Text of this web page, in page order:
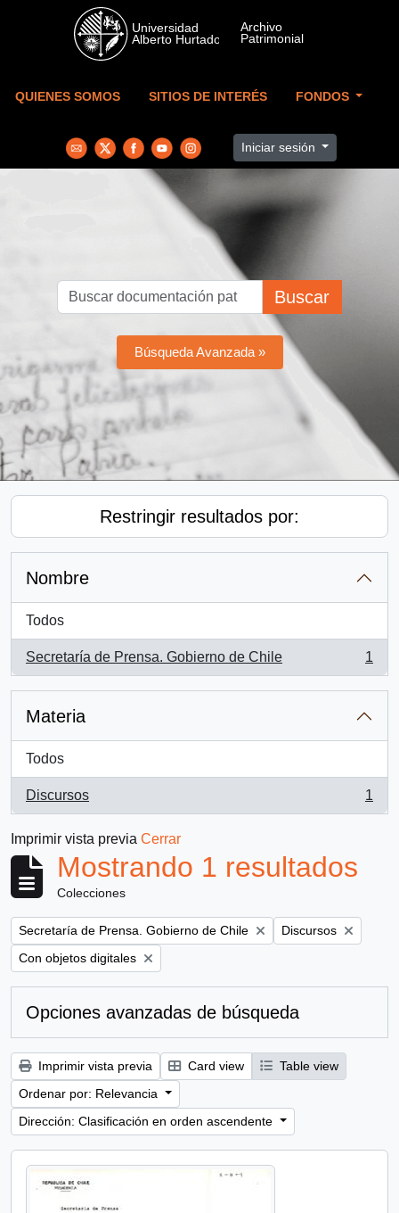
Skip to main content
QUIENES SOMOS SITIOS DE INTERÉS FONDOS
Iniciar sesión
Buscar
Búsqueda Avanzada »
Restringir resultados por:
Nombre
Todos
Secretaría de Prensa. Gobierno de Chile
, 1 resultados
1
Materia
Todos
Discursos
, 1 resultados
1
Imprimir vista previa Cerrar
Mostrando 1 resultados
Colecciones
Remove filter:
Secretaría de Prensa. Gobierno de Chile Remove filter:
Discursos
Remove filter:
Con objetos digitales
Opciones avanzadas de búsqueda
Imprimir vista previa Card view
Table view
Ordenar por: Relevancia
Dirección: Clasificación en orden ascendente